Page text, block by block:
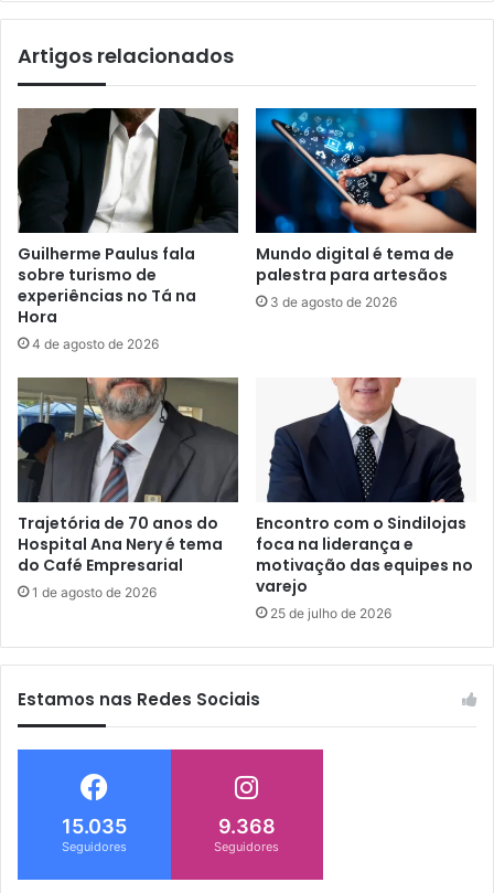
Artigos relacionados
Guilherme Paulus fala
sobre turismo de
experiências no Tá na
Hora
4 de agosto de 2026
Mundo digital é tema de
palestra para artesãos
3 de agosto de 2026
Trajetória de 70 anos do
Hospital Ana Nery é tema
do Café Empresarial
1 de agosto de 2026
Encontro com o Sindilojas
foca na liderança e
motivação das equipes no
varejo
25 de julho de 2026
Estamos nas Redes Sociais
15.035
Seguidores
9.368
Seguidores